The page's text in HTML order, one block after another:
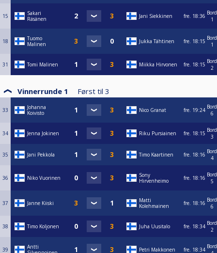
15
Sakari
Räsänen
Jani Siekkinen fre. 18:36 Bord
1
18
Tuomo
Malinen
Jukka Tähtinen fre. 18:15 Bord
1
31 Tomi Malinen Miikka Hirvonen fre. 18:15 Bord
2
Vinnerrunde 1 Først til 3
33
Johanna
Koivisto
Nico Granat fre. 19:24 Bord
6
34 Jenna Jokinen Riku Pursiainen fre. 18:15 Bord
3
35 Jani Pekkola Timo Kaartinen fre. 18:16 Bord
4
36 Niko Vuorinen
Sony
Hirvenheimo
fre. 18:16 Bord
5
37 Janne Kiiski
Matti
Kolehmainen
fre. 18:16 Bord
6
38 Timo Koljonen Juha Uusitalo fre. 18:34 Bord
2
39
Antti
Petri Makkonen fre. 18:34 Bord